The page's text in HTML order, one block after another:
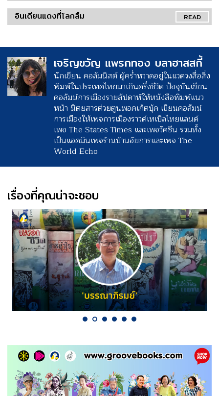
READ
อินเดียนแดงที่โลกลืม
เจริญขวัญ แพรกทอง บลาฮาสสกี้
นักเขียน คอลัมนิสต์ ผู้คร่ำหวาดอยู่ในแวดวงสื่อสิ่ง
พิมพ์ในประเทศไทยมาเกินครึ่งชีวิต ปัจจุบันเขียน
คอลัมน์การเมืองรายสัปดาห์ให้หนังสือพิมพ์แนว
หน้า นิตยสารต่วยตูนพอคเก็ตบุ้ค เขียนคอลัมน์
การเมืองให้เพจการเมืองราวด์เทเบิลไทยแลนด์
เพจ The States Times และเพจวัคซีน รวมทั้ง
เป็นแอดมินเพจร้านบ้านอัยการและเพจ The
World Echo
เรื่องที่คุณน่าจะชอบ